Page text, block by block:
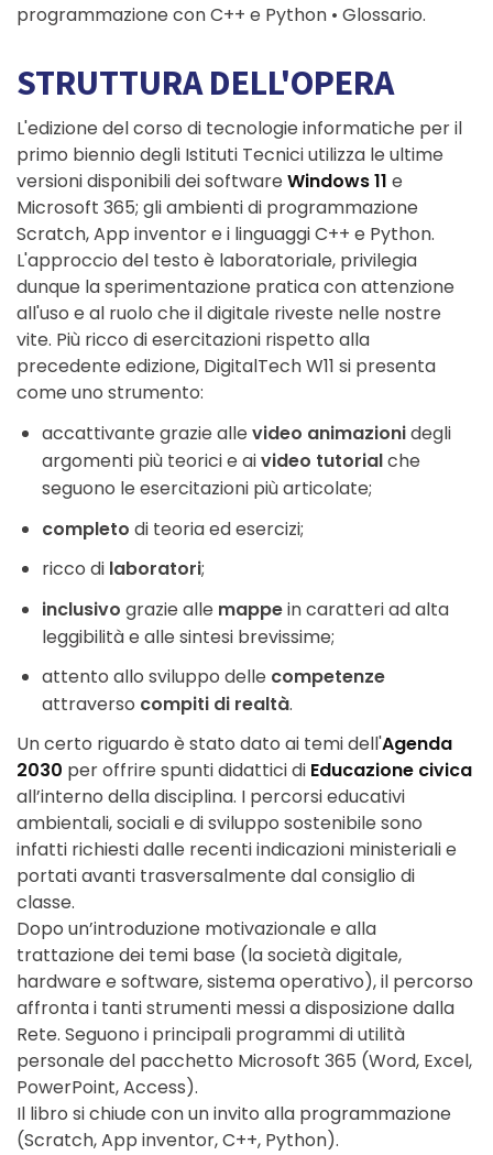
programmazione con C++ e Python • Glossario.
STRUTTURA DELL'OPERA
L'edizione del corso di tecnologie informatiche per il
primo biennio degli Istituti Tecnici utilizza le ultime
versioni disponibili dei software Windows 11 e
Microsoft 365; gli ambienti di programmazione
Scratch, App inventor e i linguaggi C++ e Python.
L'approccio del testo è laboratoriale, privilegia
dunque la sperimentazione pratica con attenzione
all'uso e al ruolo che il digitale riveste nelle nostre
vite. Più ricco di esercitazioni rispetto alla
precedente edizione, DigitalTech W11 si presenta
come uno strumento:
accattivante grazie allevideo animazionidegli
argomenti più teorici e aivideo tutorialche
seguono le esercitazioni più articolate;
completodi teoria ed esercizi;
ricco di laboratori;
inclusivo grazie alle mappein caratteri ad alta
leggibilità e alle sintesi brevissime;
attento allo sviluppo delle competenze
attraverso compiti di realtà.
Un certo riguardo è stato dato ai temi dell'Agenda
2030 per offrire spunti didattici di Educazione civica
all’interno della disciplina. I percorsi educativi
ambientali, sociali e di sviluppo sostenibile sono
infatti richiesti dalle recenti indicazioni ministeriali e
portati avanti trasversalmente dal consiglio di
classe.
Dopo un’introduzione motivazionale e alla
trattazione dei temi base (la società digitale,
hardware e software, sistema operativo), il percorso
affronta i tanti strumenti messi a disposizione dalla
Rete. Seguono i principali programmi di utilità
personale del pacchetto Microsoft 365 (Word, Excel,
PowerPoint, Access).
Il libro si chiude con un invito alla programmazione
(Scratch, App inventor, C++, Python).